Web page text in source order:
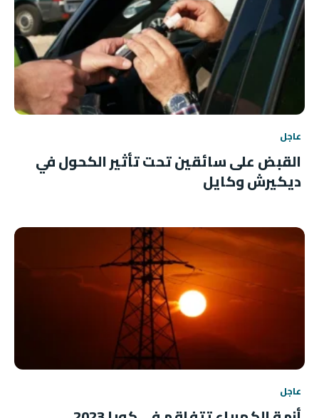
عاجل
القبض على سائقين تحت تأثير الكحول في
ديكيرش وكايل
عاجل